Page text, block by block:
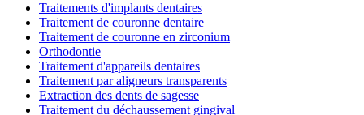
Traitements d'implants dentaires
Traitement de couronne dentaire
Traitement de couronne en zirconium
Orthodontie
Traitement d'appareils dentaires
Traitement par aligneurs transparents
Extraction des dents de sagesse
Traitement du déchaussement gingival